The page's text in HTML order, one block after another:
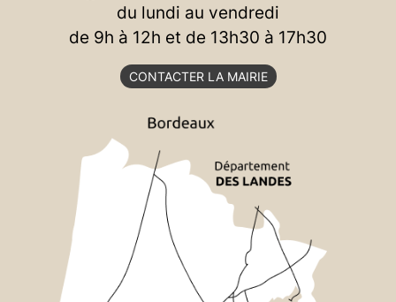
du lundi au vendredi
de 9h à 12h et de 13h30 à 17h30
CONTACTER LA MAIRIE